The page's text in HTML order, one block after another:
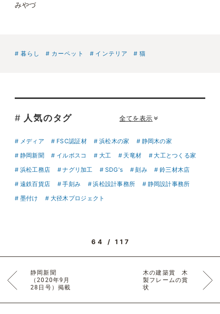
みやづ
暮らし カーペット インテリア 猫
# 人気のタグ 全てを表示
メディア FSC認証材 浜松木の家
静岡木の家
静岡新聞
イルボスコ 大工 天竜材
大工とつくる家
浜松工務店
ナグリ加工 SDG's 刻み
鈴三材木店
遠鉄百貨店
手刻み 浜松設計事務所
静岡設計事務所
墨付け
大径木プロジェクト
64 / 117
静岡新聞
（2020年9月
28日号）掲載
木の建築賞 木
製フレームの賞
状